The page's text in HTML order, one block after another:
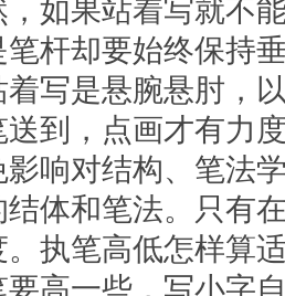
，如果站着写就不
杆却要始终保持
着写是悬腕悬肘，
送到，点画才有力
影响对结构、笔法
体和笔法。只有
执笔高低怎样算
要高一些，写小字